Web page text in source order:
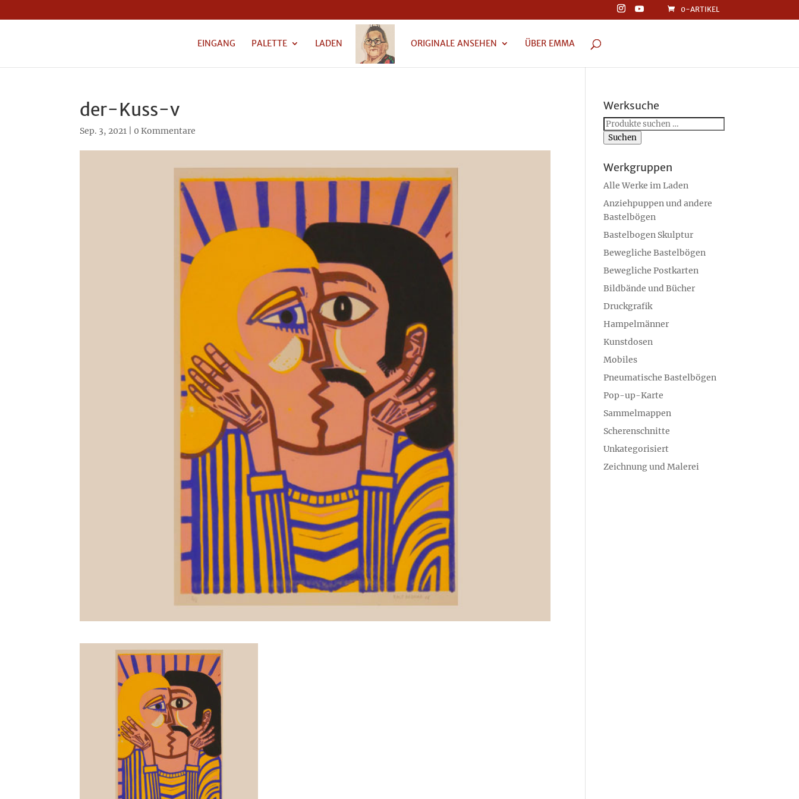
0-ARTIKEL
EINGANG PALETTE LADEN ORIGINALE ANSEHEN ÜBER EMMA
der-Kuss-v
Sep. 3, 2021 0 Kommentare
Werksuche
Suchen
nach:
Suchen
Werkgruppen
Alle Werke im Laden
Anziehpuppen und andere
Bastelbögen
Bastelbogen Skulptur
Bewegliche Bastelbögen
Bewegliche Postkarten
Bildbände und Bücher
Druckgrafik
Hampelmänner
Kunstdosen
Mobiles
Pneumatische Bastelbögen
Pop-up-Karte
Sammelmappen
Scherenschnitte
Unkategorisiert
Zeichnung und Malerei